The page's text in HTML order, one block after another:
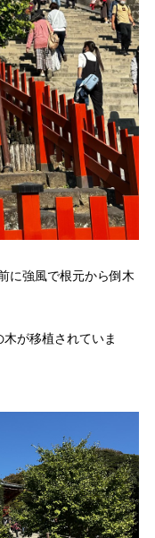
に強風で根元から倒木
が移植されていま